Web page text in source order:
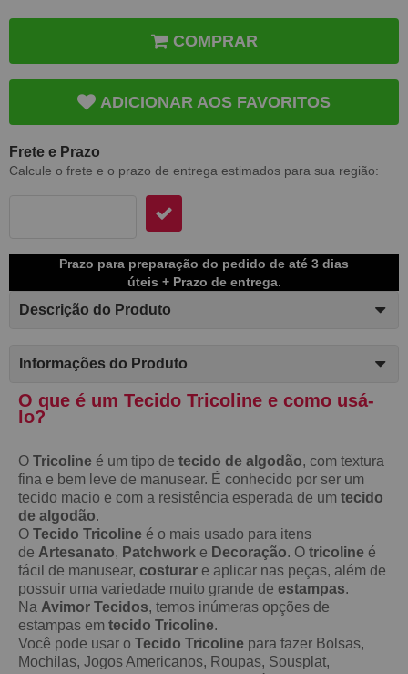
COMPRAR
ADICIONAR AOS FAVORITOS
Frete e Prazo
Calcule o frete e o prazo de entrega estimados para sua região:
Prazo para preparação do pedido de até 3 dias
úteis + Prazo de entrega.
Descrição do Produto
Informações do Produto
O que é um Tecido Tricoline e como usá-
lo?
O Tricoline é um tipo de tecido de algodão, com textura
fina e bem leve de manusear. É conhecido por ser um
tecido macio e com a resistência esperada de um tecido
de algodão.
O Tecido Tricoline é o mais usado para itens
de Artesanato, Patchwork e Decoração. O tricoline é
fácil de manusear, costurar e aplicar nas peças, além de
possuir uma variedade muito grande de estampas.
Na Avimor Tecidos, temos inúmeras opções de
estampas em tecido Tricoline.
Você pode usar o Tecido Tricoline para fazer Bolsas,
Mochilas, Jogos Americanos, Roupas, Sousplat,